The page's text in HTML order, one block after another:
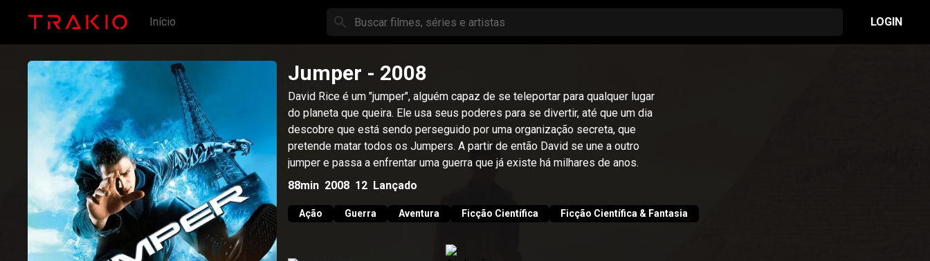
Início LOGIN
Jumper - 2008
David Rice é um "jumper", alguém capaz de se teleportar para qualquer lugar
do planeta que queira. Ele usa seus poderes para se divertir, até que um dia
descobre que está sendo perseguido por uma organização secreta, que
pretende matar todos os Jumpers. A partir de então David se une a outro
jumper e passa a enfrentar uma guerra que já existe há milhares de anos.
88min 2008 12 Lançado
Ação Guerra Aventura Ficção Científica Ficção Científica & Fantasia